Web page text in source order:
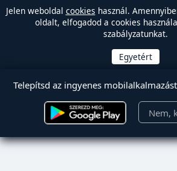
Jelen weboldal cookies használ.
oldalt, elfogadod a cookies
szabályzatunkat.
Telepítsd az ingyenes mobilalkalmazást
Nem,